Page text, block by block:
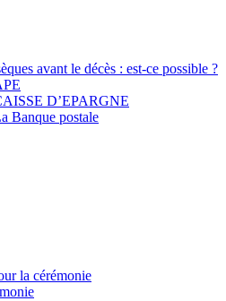
avant le décès : est-ce possible ?
D’EPARGNE
Banque postale
la cérémonie